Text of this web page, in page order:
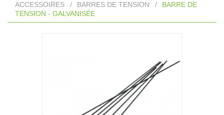
ACCESSOIRES
/ BARRES DE TENSION /
BARRE DE
TENSION - GALVANISÉE